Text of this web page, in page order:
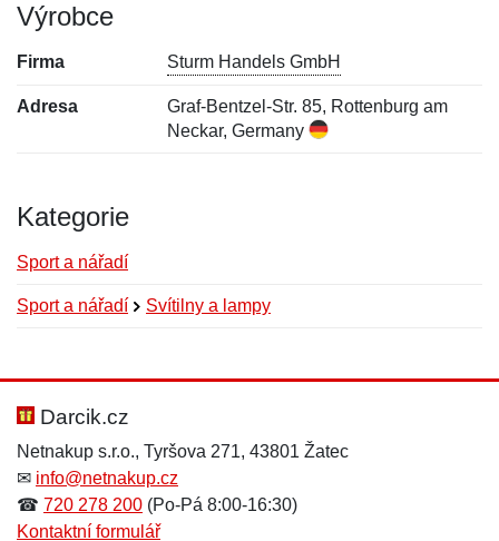
Výrobce
Firma Sturm Handels GmbH
Adresa
Graf-Bentzel-Str. 85, Rottenburg am
Neckar, Germany
Kategorie
Sport a nářadí
Sport a nářadí Svítilny a lampy
Hodnocení:
Jméno: *
Jméno:
E-mail:*
Darcik.cz
Netnakup s.r.o., Tyršova 271, 43801 Žatec
✉ info@netnakup.cz
☎ 720 278 200 (Po-Pá 8:00-16:30)
Kontaktní formulář